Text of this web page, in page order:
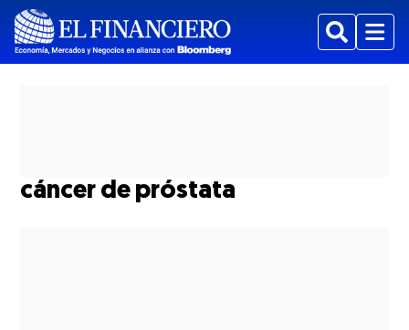
BuscarMenu
cáncer de próstata